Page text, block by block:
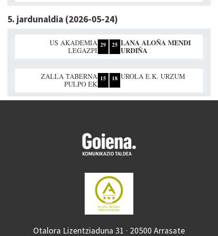
5. jardunaldia (2026-05-24)
US AKADEMIA
LEGAZPI
29 25 LANA ALOÑA MENDI
URDIÑA
ZALLA TABERNA
PULPO EK
15 18 UROLA E.K. URZUM
Otalora Lizentziaduna 31 · 20500 Arrasate